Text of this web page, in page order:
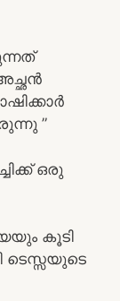
”
ഒരു
കൂടി
ടെസ്സയുടെ